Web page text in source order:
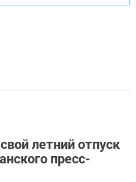
летний отпуск
пресс-